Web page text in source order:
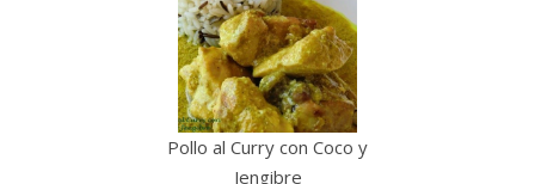
Pollo al Curry con Coco y
Jengibre